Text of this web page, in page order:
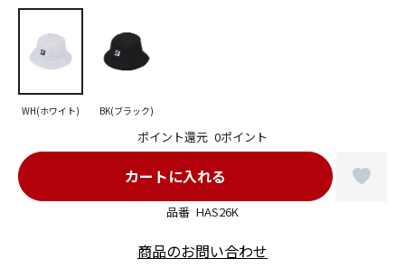
品番 HAS26K
ポイント還元 0ポイント
WH(ホワイト) BK(ブラック)
商品のお問い合わせ